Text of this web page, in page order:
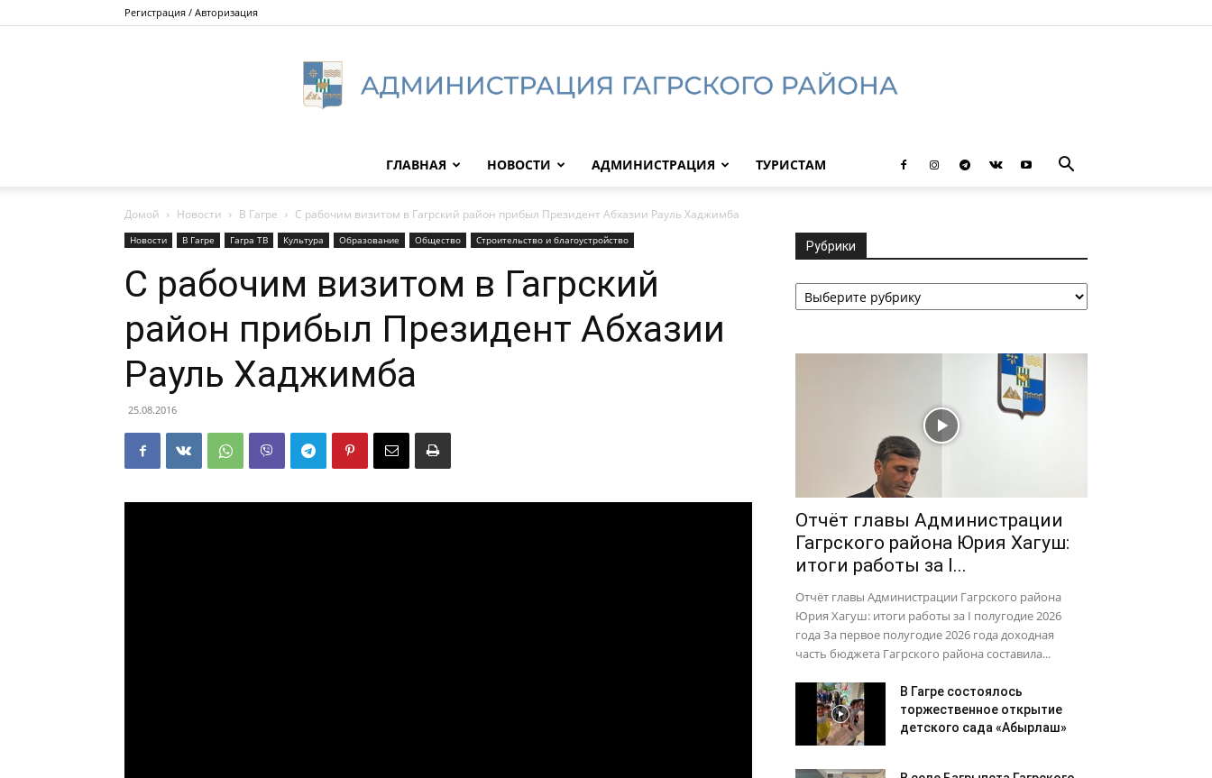
Регистрация / Авторизация
Гагрского
ГЛАВНАЯ НОВОСТИ АДМИНИСТРАЦИЯ ТУРИСТАМ
Домой Новости В Гагре С рабочим визитом в Гагрский район прибыл Президент Абхазии Рауль Хаджимба
Новости В Гагре Гагра ТВ Культура Образование Общество Строительство и благоустройство
С рабочим визитом в Гагрский
район прибыл Президент Абхазии
Рауль Хаджимба
25.08.2016
Рубрики
Рубрики
Отчёт главы Администрации
Гагрского района Юрия Хагуш:
итоги работы за I...
Отчёт главы Администрации Гагрского района
Юрия Хагуш: итоги работы за I полугодие 2026
года За первое полугодие 2026 года доходная
часть бюджета Гагрского района составила...
В Гагре состоялось
торжественное открытие
детского сада «Абырлаш»